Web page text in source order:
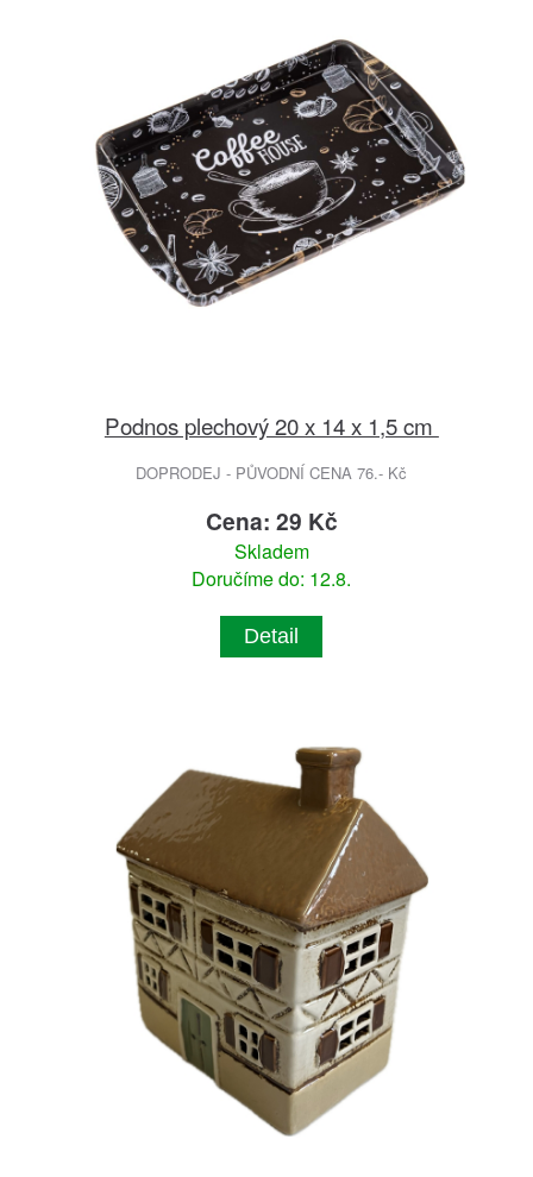
Podnos plechový 20 x 14 x 1,5 cm
DOPRODEJ - PŮVODNÍ CENA 76.- Kč
Cena: 29 Kč
Skladem
Doručíme do: 12.8.
Detail